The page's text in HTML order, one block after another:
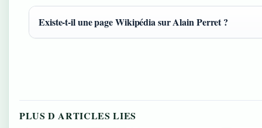
Existe‑t‑il une page Wikipédia sur Alain Perret ?
PLUS D ARTICLES LIES